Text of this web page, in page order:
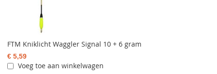
FTM Kniklicht Waggler Signal 10 + 6 gram
€ 5,59
Voeg toe aan winkelwagen